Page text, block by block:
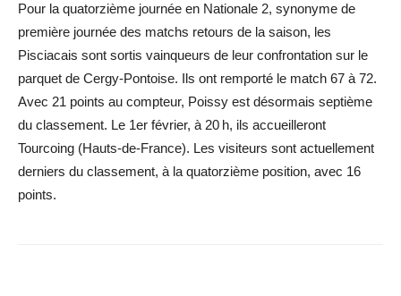
Pour la quatorzième journée en Nationale 2, synonyme de
première journée des matchs retours de la saison, les
Pisciacais sont sortis vainqueurs de leur confrontation sur le
parquet de Cergy-Pontoise. Ils ont remporté le match 67 à 72.
Avec 21 points au compteur, Poissy est désormais septième
du classement. Le 1er février, à 20 h, ils accueilleront
Tourcoing (Hauts-de-France). Les visiteurs sont actuellement
derniers du classement, à la quatorzième ­position, avec 16
points.